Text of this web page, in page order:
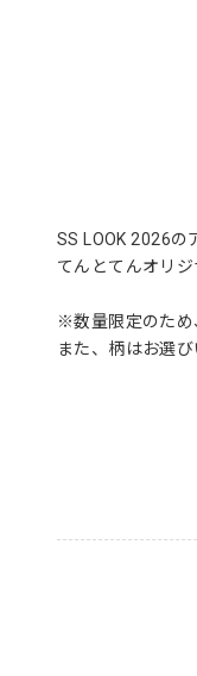
SS LOOK 2026の
てんとてんオリ
※数量限定のため
また、柄はお選